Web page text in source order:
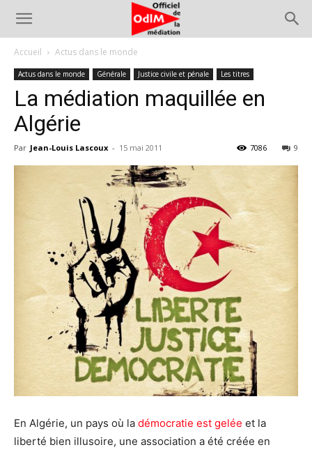
Accueil Actus dans le monde
Actus dans le monde Générale Justice civile et pénale Les titres
La médiation maquillée en
Algérie
Par Jean-Louis Lascoux - 15 mai 2011 9
7086
En Algérie, un pays où la démocratie est gelée et la
liberté bien illusoire, une association a été créée en